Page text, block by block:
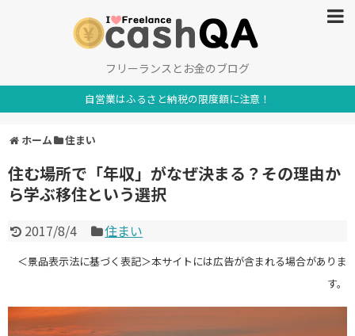
フリーランスとお金のブログ
自営業はふるさと納税の限度額に注意！
ホーム 住まい
住む場所で「年収」がなぜ決まる？その理由か
ら学ぶ移住という選択
2017/8/4 住まい
＜景品表示法に基づく表記＞本サイトには広告が含まれる場合がありま
す。